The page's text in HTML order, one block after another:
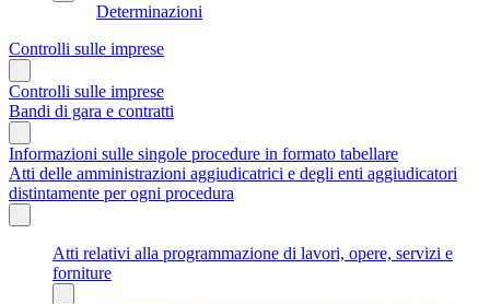
Determinazioni
Controlli sulle imprese
Controlli sulle imprese
Bandi di gara e contratti
Informazioni sulle singole procedure in formato tabellare
Atti delle amministrazioni aggiudicatrici e degli enti aggiudicatori
distintamente per ogni procedura
Atti relativi alla programmazione di lavori, opere, servizi e
forniture